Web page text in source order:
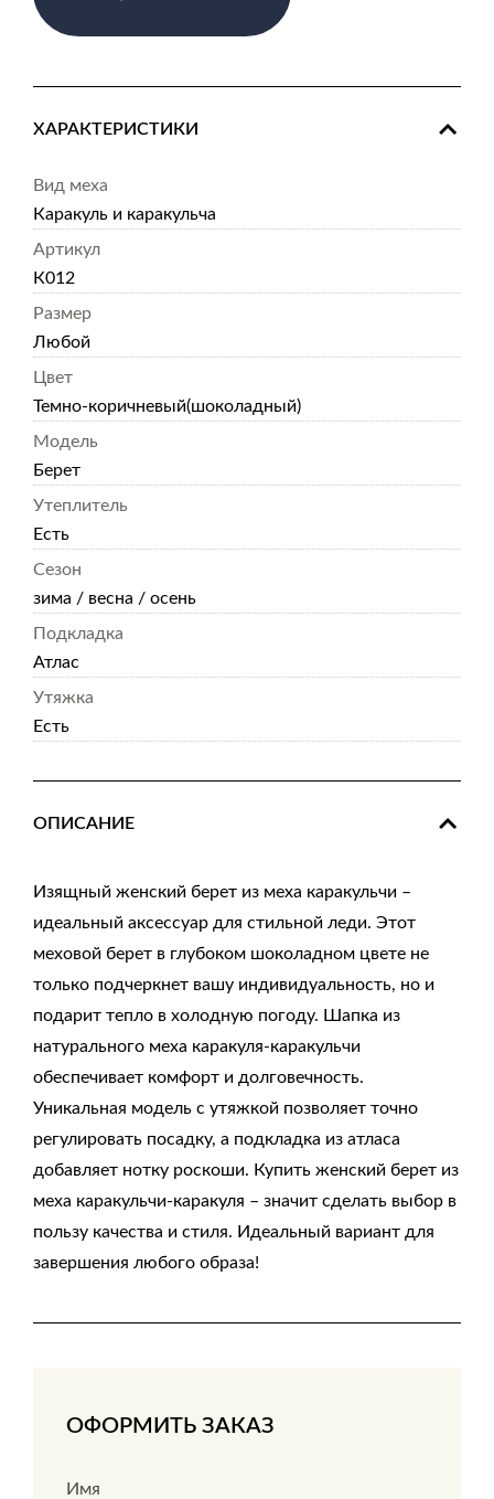
ХАРАКТЕРИСТИКИ
Вид меха
Каракуль и каракульча
Артикул
К012
Размер
Любой
Цвет
Темно-коричневый(шоколадный)
Модель
Берет
Утеплитель
Есть
Сезон
зима / весна / осень
Подкладка
Атлас
Утяжка
Есть
ОПИСАНИЕ
Изящный женский берет из меха каракульчи –
идеальный аксессуар для стильной леди. Этот
меховой берет в глубоком шоколадном цвете не
только подчеркнет вашу индивидуальность, но и
подарит тепло в холодную погоду. Шапка из
натурального меха каракуля-каракульчи
обеспечивает комфорт и долговечность.
Уникальная модель с утяжкой позволяет точно
регулировать посадку, а подкладка из атласа
добавляет нотку роскоши. Купить женский берет из
меха каракульчи-каракуля – значит сделать выбор в
пользу качества и стиля. Идеальный вариант для
завершения любого образа!
ОФОРМИТЬ ЗАКАЗ